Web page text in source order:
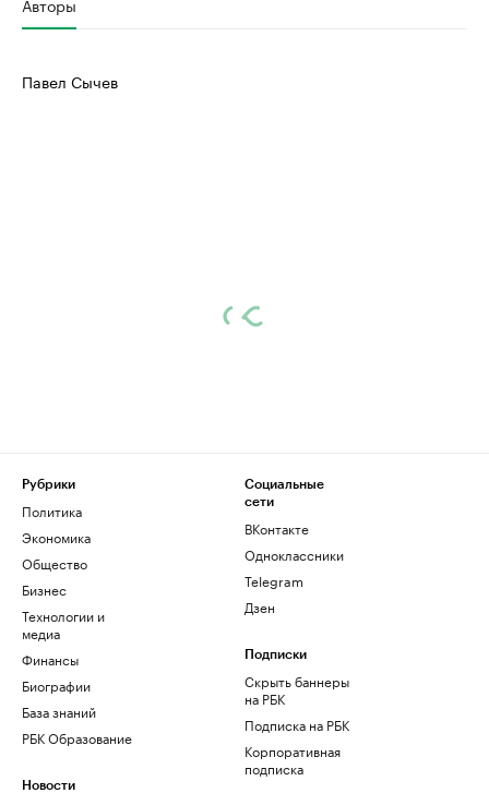
Павел Сычев
Рубрики
Политика
Экономика
Общество
Бизнес
Технологии и
медиа
Финансы
Биографии
База знаний
РБК Образование
Новости
Социальные
сети
ВКонтакте
Одноклассники
Telegram
Дзен
Подписки
Скрыть баннеры
на РБК
Подписка на РБК
Корпоративная
подписка